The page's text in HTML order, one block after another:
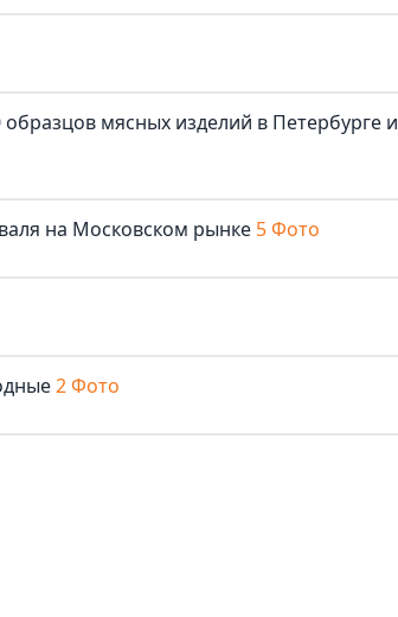
мясных изделий в Петербурге и
на Московском рынке 5 Фото
2 Фото